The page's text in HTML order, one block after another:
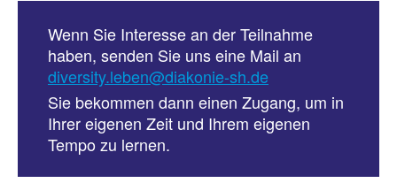
Wenn Sie Interesse an der Teilnahme
haben, senden Sie uns eine Mail an
diversity.leben@diakonie-sh.de
Sie bekommen dann einen Zugang, um in
Ihrer eigenen Zeit und Ihrem eigenen
Tempo zu lernen.